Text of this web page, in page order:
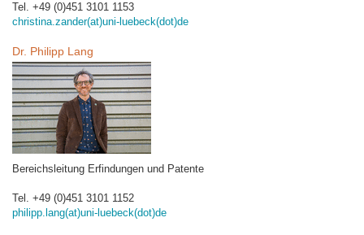
Tel. +49 (0)451 3101 1153
christina.zander(at)uni-luebeck(dot)de
Dr. Philipp Lang
Bereichsleitung Erfindungen und Patente
Tel. +49 (0)451 3101 1152
philipp.lang(at)uni-luebeck(dot)de